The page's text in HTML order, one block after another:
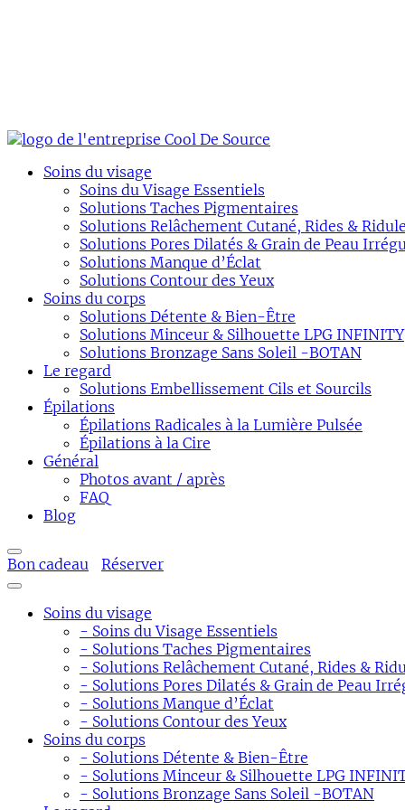
Soins du visage
Soins du Visage Essentiels
Solutions Taches Pigmentaires
Solutions Relâchement Cutané, Rides &
Solutions Pores Dilatés & Grain de Peau
Solutions Manque d’Éclat
Solutions Contour des Yeux
Soins du corps
Solutions Détente & Bien-Être
Solutions Minceur & Silhouette LPG INFINITY
Solutions Bronzage Sans Soleil -BOTAN
Le regard
Solutions Embellissement Cils et Sourcils
Épilations
Épilations Radicales à la Lumière Pulsée
Épilations à la Cire
Général
Photos avant / après
FAQ
Blog
Bon cadeau Réserver
Soins du visage
- Soins du Visage Essentiels
- Solutions Taches Pigmentaires
- Solutions Relâchement Cutané, Rides &
- Solutions Pores Dilatés & Grain de Peau
- Solutions Manque d’Éclat
- Solutions Contour des Yeux
Soins du corps
- Solutions Détente & Bien-Être
- Solutions Minceur & Silhouette LPG
- Solutions Bronzage Sans Soleil -BOTAN